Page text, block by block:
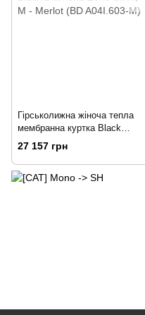
Гірськолижна жіноча тепла
мембранна куртка Black
Diamond Zone Shell, M - Merlot
(BD A04I.603-M)
27 157 грн